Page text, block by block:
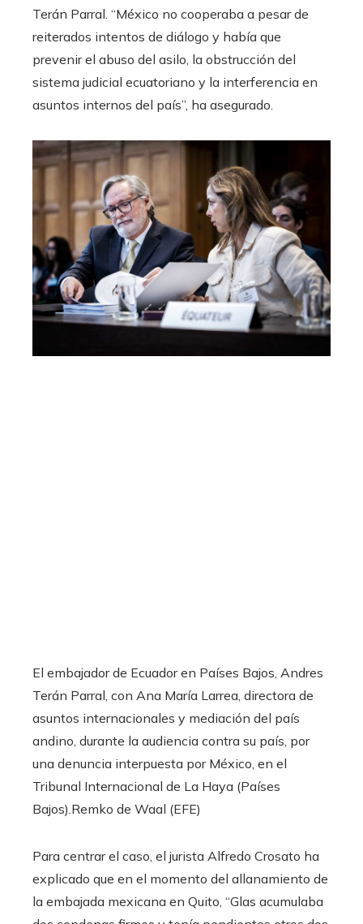
Terán Parral. “México no cooperaba a pesar de
reiterados intentos de diálogo y había que
prevenir el abuso del asilo, la obstrucción del
sistema judicial ecuatoriano y la interferencia en
asuntos internos del país”, ha asegurado.
El embajador de Ecuador en Países Bajos, Andres
Terán Parral, con Ana María Larrea, directora de
asuntos internacionales y mediación del país
andino, durante la audiencia contra su país, por
una denuncia interpuesta por México, en el
Tribunal Internacional de La Haya (Países
Bajos).Remko de Waal (EFE)
Para centrar el caso, el jurista Alfredo Crosato ha
explicado que en el momento del allanamiento de
la embajada mexicana en Quito, “Glas acumulaba